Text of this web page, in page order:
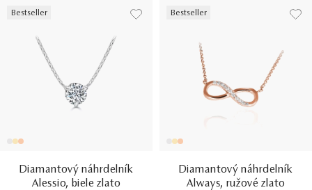
Bestseller
Diamantový náhrdelník
Alessio, biele zlato
Bestseller
Diamantový náhrdelník
Always, ružové zlato